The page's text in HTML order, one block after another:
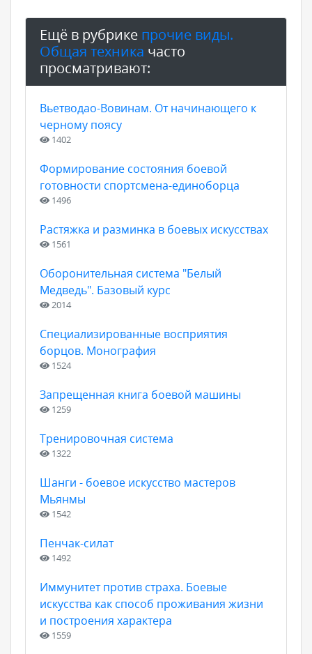
Ещё в рубрике прочие виды.
Общая техника часто
просматривают:
Вьетводао-Вовинам. От начинающего к
черному поясу
1402
Формирование состояния боевой
готовности спортсмена-единоборца
1496
Растяжка и разминка в боевых искусствах
1561
Оборонительная система "Белый
Медведь". Базовый курс
2014
Специализированные восприятия
борцов. Монография
1524
Запрещенная книга боевой машины
1259
Тренировочная система
1322
Шанги - боевое искусство мастеров
Мьянмы
1542
Пенчак-силат
1492
Иммунитет против страха. Боевые
искусства как способ проживания жизни
и построения характера
1559